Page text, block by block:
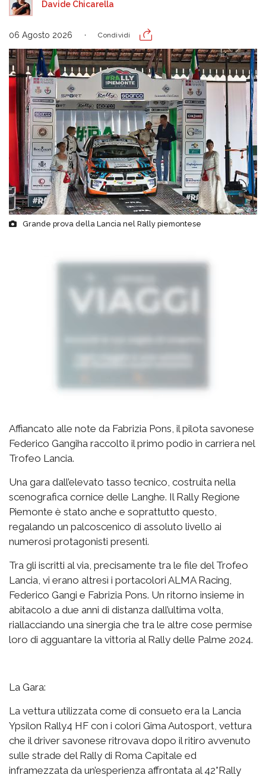
Davide Chicarella
06 Agosto 2026 Condividi
Grande prova della Lancia nel Rally piemontese
Affiancato alle note da Fabrizia Pons, il pilota savonese
Federico Gangiha raccolto il primo podio in carriera nel
Trofeo Lancia.
Una gara dall’elevato tasso tecnico, costruita nella
scenografica cornice delle Langhe. Il Rally Regione
Piemonte è stato anche e soprattutto questo,
regalando un palcoscenico di assoluto livello ai
numerosi protagonisti presenti.
Tra gli iscritti al via, precisamente tra le file del Trofeo
Lancia, vi erano altresì i portacolori ALMA Racing,
Federico Gangi e Fabrizia Pons. Un ritorno insieme in
abitacolo a due anni di distanza dall’ultima volta,
riallacciando una sinergia che tra le altre cose permise
loro di agguantare la vittoria al Rally delle Palme 2024.
La Gara:
La vettura utilizzata come di consueto era la Lancia
Ypsilon Rally4 HF con i colori Gima Autosport, vettura
che il driver savonese ritrovava dopo il ritiro avvenuto
sulle strade del Rally di Roma Capitale ed
inframezzata da un’esperienza affrontata al 42°Rally